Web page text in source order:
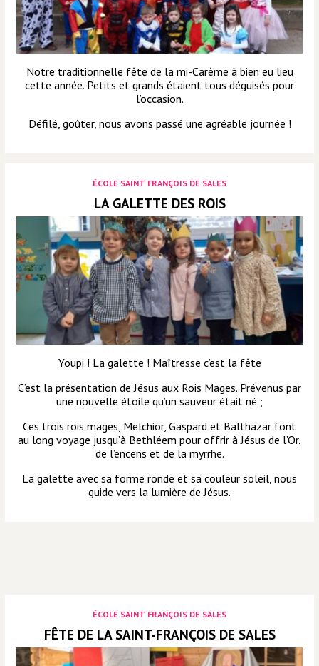
Notre traditionnelle fête de la mi-Carême à bien eu lieu
cette année. Petits et grands étaient tous déguisés pour
l’occasion.
Défilé, goûter, nous avons passé une agréable journée !
ÉCOLE SAINT FRANÇOIS DE SALES
LA GALETTE DES ROIS
Youpi ! La galette ! Maîtresse c’est la fête
C’est la présentation de Jésus aux Rois Mages. Prévenus par
une nouvelle étoile qu’un sauveur était né ;
Ces trois rois mages, Melchior, Gaspard et Balthazar font
au long voyage jusqu’à Bethléem pour offrir à Jésus de l’Or,
de l’encens et de la myrrhe.
La galette avec sa forme ronde et sa couleur soleil, nous
guide vers la lumière de Jésus.
ÉCOLE SAINT FRANÇOIS DE SALES
FÊTE DE LA SAINT-FRANÇOIS DE SALES